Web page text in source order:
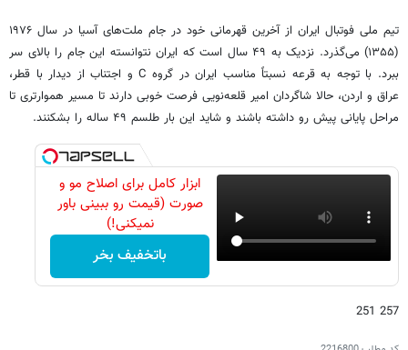
تیم ملی فوتبال ایران از آخرین قهرمانی خود در جام ملت‌های آسیا در سال ۱۹۷۶
(۱۳۵۵) می‌گذرد. نزدیک به ۴۹ سال است که ایران نتوانسته این جام را بالای سر
ببرد. با توجه به قرعه نسبتاً مناسب ایران در گروه C و اجتناب از دیدار با قطر،
عراق و اردن، حالا شاگردان امیر قلعه‌نویی فرصت خوبی دارند تا مسیر هموارتری تا
مراحل پایانی پیش رو داشته باشند و شاید این بار طلسم ۴۹ ساله را بشکنند.
ابزار کامل برای اصلاح مو و
صورت (قیمت رو ببینی باور
نمیکنی!)
باتخفیف بخر
257 251